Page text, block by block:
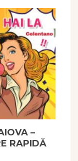
–
RAPIDĂ